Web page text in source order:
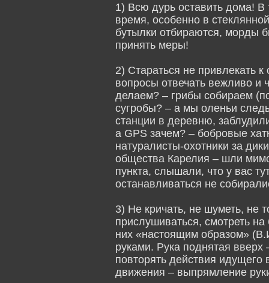
1) Всю дурь оставить дома! В
время, особенно в
бутылки отбираются, морды
принять меры!
2) Стараться не привлекать
вопросы отвечать вежливо и
делаем? – грибы собираем
сугробы? – а мы оленьи
станции в деревню,
а GPS зачем? – бобровые
натуралисты-охотники за
общества Карелия – шли
пункта, слышали, что у вас
останавливаться не
3) Не кричать, не шуметь, не
прислушиваться, смотреть
них «настоящим образом»
руками. Рука поднятая вверх
повторять действия
движения – выпрямление